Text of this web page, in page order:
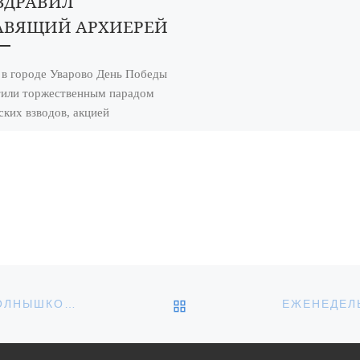
АРХИЕРЕЙ
городе Уварово День Победы
торжественным парадом
взводов, акцией
«РАДОСТЬ ВСТРЕЧИ: ДЕТИ ДЕТСКОГО САДА «СОЛНЫШКО» ПРАЗДНУЮТ РОЖДЕСТВО» ОБРАТНО К СПИСКУ